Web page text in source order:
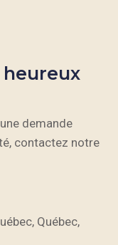
heureux
demande
contactez notre
, Québec,